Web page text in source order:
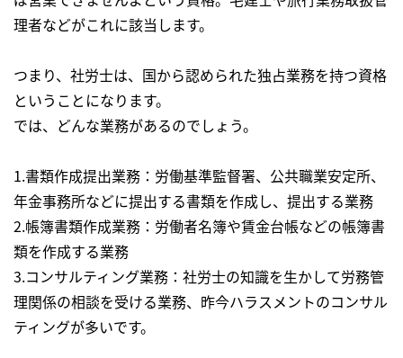
理者などがこれに該当します。
つまり、社労士は、国から認められた独占業務を持つ資格
ということになります。
では、どんな業務があるのでしょう。
1.書類作成提出業務：労働基準監督署、公共職業安定所、
年金事務所などに提出する書類を作成し、提出する業務
2.帳簿書類作成業務：労働者名簿や賃金台帳などの帳簿書
類を作成する業務
3.コンサルティング業務：社労士の知識を生かして労務管
理関係の相談を受ける業務、昨今ハラスメントのコンサル
ティングが多いです。